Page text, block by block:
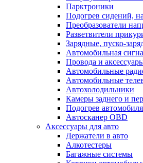
Парктроники
Подогрев сидений,
Преобразователи
Разветвители
Зарядные, пуско-
Автомобильная
Провода и
Автомобильные
Автомобильные
Автохолодильники
Камеры заднего и
Подогрев автомобиля
Автосканер OBD
Аксессуары для авто
Держатели в авто
Алкотестеры
Багажные системы